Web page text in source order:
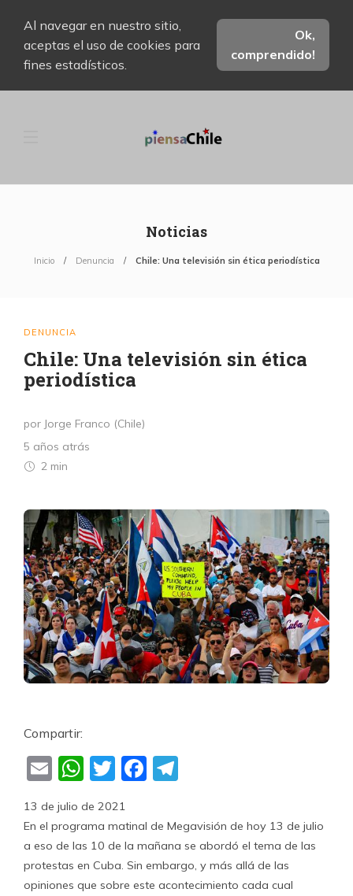
Al navegar en nuestro sitio,
aceptas el uso de cookies para
fines estadísticos.
Ok,
comprendido!
Noticias
Inicio Denuncia Chile: Una televisión sin ética periodística
DENUNCIA
Chile: Una televisión sin ética
periodística
por Jorge Franco (Chile)
5 años atrás
2 min
Compartir:
EmailWhatsApp
TwitterFacebook
13 de julio de 2021
En el programa matinal de Megavisión de hoy 13 de julio
a eso de las 10 de la mañana se abordó el tema de las
protestas en Cuba. Sin embargo, y más allá de las
opiniones que sobre este acontecimiento cada cual